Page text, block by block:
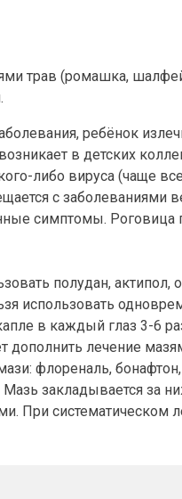
трав (ромашка,
ребёнок
в детских
либо вируса (чаще
с заболеваниями
симптомы. Роговица
полудан, актипол,
использовать
в каждый глаз 3-6
дополнить лечение
флореналь,
закладывается за
При систематическом